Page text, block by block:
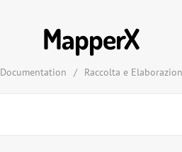
MapperX
Documentation / Raccolta e